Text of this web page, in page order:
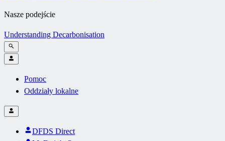
Nasze podejście
Understanding Decarbonisation
Pomoc
Oddziały lokalne
DFDS Direct